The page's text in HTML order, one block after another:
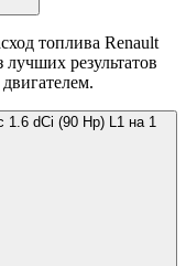
топлива Renault
результатов
1.6 dCi (90 Hp) L1 на 1